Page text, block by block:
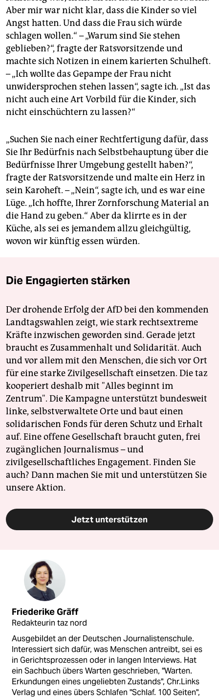
Aber mir war nicht klar, dass die Kinder so viel
Angst hatten. Und dass die Frau sich würde
schlagen wollen.“ – „Warum sind Sie stehen
geblieben?“, fragte der Ratsvorsitzende und
machte sich Notizen in einem karierten Schulheft.
– „Ich wollte das Gepampe der Frau nicht
unwidersprochen stehen lassen“, sagte ich. „Ist das
nicht auch eine Art Vorbild für die Kinder, sich
nicht einschüchtern zu lassen?“
„Suchen Sie nach einer Rechtfertigung dafür, dass
Sie Ihr Bedürfnis nach Selbstbehauptung über die
Bedürfnisse Ihrer Umgebung gestellt haben?“,
fragte der Ratsvorsitzende und malte ein Herz in
sein Karoheft. – „Nein“, sagte ich, und es war eine
Lüge. „Ich hoffte, Ihrer Zornforschung Material an
die Hand zu geben.“ Aber da klirrte es in der
Küche, als sei es jemandem allzu gleichgültig,
wovon wir künftig essen würden.
Die Engagierten stärken
Der drohende Erfolg der AfD bei den kommenden
Landtagswahlen zeigt, wie stark rechtsextreme
Kräfte inzwischen geworden sind. Gerade jetzt
braucht es Zusammenhalt und Solidarität. Auch
und vor allem mit den Menschen, die sich vor Ort
für eine starke Zivilgesellschaft einsetzen. Die taz
kooperiert deshalb mit "Alles beginnt im
Zentrum". Die Kampagne unterstützt bundesweit
linke, selbstverwaltete Orte und baut einen
solidarischen Fonds für deren Schutz und Erhalt
auf. Eine offene Gesellschaft braucht guten, frei
zugänglichen Journalismus – und
zivilgesellschaftliches Engagement. Finden Sie
auch? Dann machen Sie mit und unterstützen Sie
unsere Aktion.
Jetzt unterstützen
Friederike Gräff
Redakteurin taz nord
Ausgebildet an der Deutschen Journalistenschule.
Interessiert sich dafür, was Menschen antreibt, sei es
in Gerichtsprozessen oder in langen Interviews. Hat
ein Sachbuch übers Warten geschrieben, "Warten.
Erkundungen eines ungeliebten Zustands", Chr.Links
Verlag und eines übers Schlafen "Schlaf. 100 Seiten",